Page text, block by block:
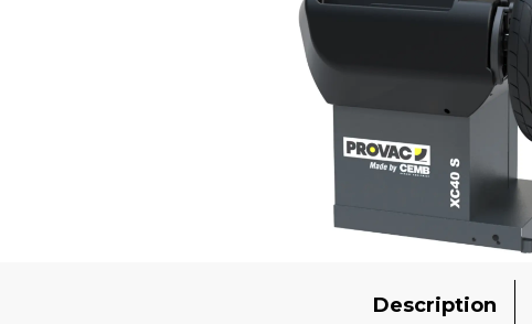
Description